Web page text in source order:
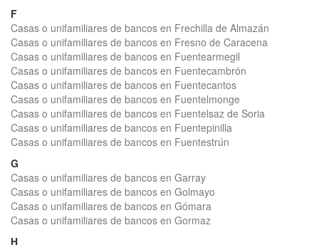
F
Casas o unifamiliares de bancos en Frechilla de Almazán
Casas o unifamiliares de bancos en Fresno de Caracena
Casas o unifamiliares de bancos en Fuentearmegil
Casas o unifamiliares de bancos en Fuentecambrón
Casas o unifamiliares de bancos en Fuentecantos
Casas o unifamiliares de bancos en Fuentelmonge
Casas o unifamiliares de bancos en Fuentelsaz de Soria
Casas o unifamiliares de bancos en Fuentepinilla
Casas o unifamiliares de bancos en Fuentestrún
G
Casas o unifamiliares de bancos en Garray
Casas o unifamiliares de bancos en Golmayo
Casas o unifamiliares de bancos en Gómara
Casas o unifamiliares de bancos en Gormaz
H